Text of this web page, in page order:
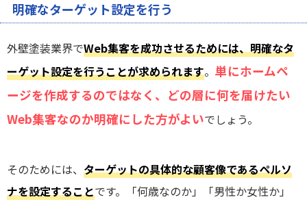
明確なターゲット設定を行う
外壁塗装業界でWeb集客を成功させるためには、明確なタ
ーゲット設定を行うことが求められます。 単にホームペ
ージを作成するのではなく、どの層に何を届けたい
Web集客なのか明確にした方がよいでしょう。
そのためには、 ターゲットの具体的な顧客像であるペルソ
ナを設定することです。「何歳なのか」「男性か女性か」